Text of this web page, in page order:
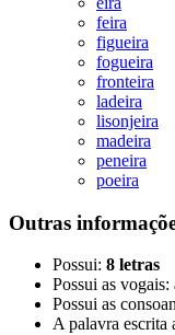
feira
figueira
fogueira
fronteira
ladeira
lisonjeira
madeira
peneira
poeira
Outras
Possui: 8 letras
Possui as vogais:
Possui as
A palavra escrita